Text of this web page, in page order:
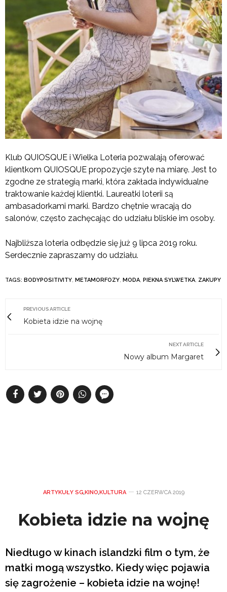
Klub QUIOSQUE i Wielka Loteria pozwalają oferować
klientkom QUIOSQUE propozycje szyte na miarę. Jest to
zgodne ze strategią marki, która zakłada indywidualne
traktowanie każdej klientki. Laureatki loterii są
ambasadorkami marki. Bardzo chętnie wracają do
salonów, często zachęcając do udziału bliskie im osoby.
Najbliższa loteria odbędzie się już 9 lipca 2019 roku.
Serdecznie zapraszamy do udziału.
TAGS: BODYPOSITIVITY, METAMORFOZY, MODA, PIEKNA SYLWETKA, ZAKUPY
PREVIOUS ARTICLE
Kobieta idzie na wojnę
NEXT ARTICLE
Nowy album Margaret
ARTYKUŁY SG,KINO,KULTURA 12 CZERWCA 2019
Kobieta idzie na wojnę
Niedługo w kinach islandzki film o tym, że
matki mogą wszystko. Kiedy więc pojawia
się zagrożenie – kobieta idzie na wojnę!